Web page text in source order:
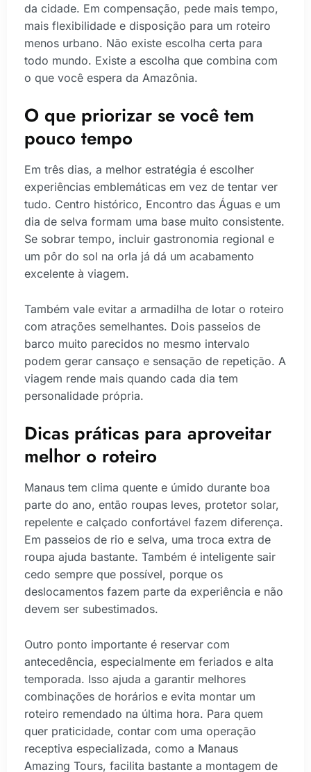
da cidade. Em compensação, pede mais tempo,
mais flexibilidade e disposição para um roteiro
menos urbano. Não existe escolha certa para
todo mundo. Existe a escolha que combina com
o que você espera da Amazônia.
O que priorizar se você tem
pouco tempo
Em três dias, a melhor estratégia é escolher
experiências emblemáticas em vez de tentar ver
tudo. Centro histórico, Encontro das Águas e um
dia de selva formam uma base muito consistente.
Se sobrar tempo, incluir gastronomia regional e
um pôr do sol na orla já dá um acabamento
excelente à viagem.
Também vale evitar a armadilha de lotar o roteiro
com atrações semelhantes. Dois passeios de
barco muito parecidos no mesmo intervalo
podem gerar cansaço e sensação de repetição. A
viagem rende mais quando cada dia tem
personalidade própria.
Dicas práticas para aproveitar
melhor o roteiro
Manaus tem clima quente e úmido durante boa
parte do ano, então roupas leves, protetor solar,
repelente e calçado confortável fazem diferença.
Em passeios de rio e selva, uma troca extra de
roupa ajuda bastante. Também é inteligente sair
cedo sempre que possível, porque os
deslocamentos fazem parte da experiência e não
devem ser subestimados.
Outro ponto importante é reservar com
antecedência, especialmente em feriados e alta
temporada. Isso ajuda a garantir melhores
combinações de horários e evita montar um
roteiro remendado na última hora. Para quem
quer praticidade, contar com uma operação
receptiva especializada, como a Manaus
Amazing Tours, facilita bastante a montagem de